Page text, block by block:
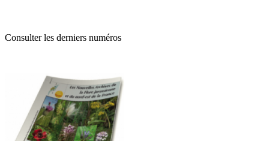
Consulter les derniers numéros